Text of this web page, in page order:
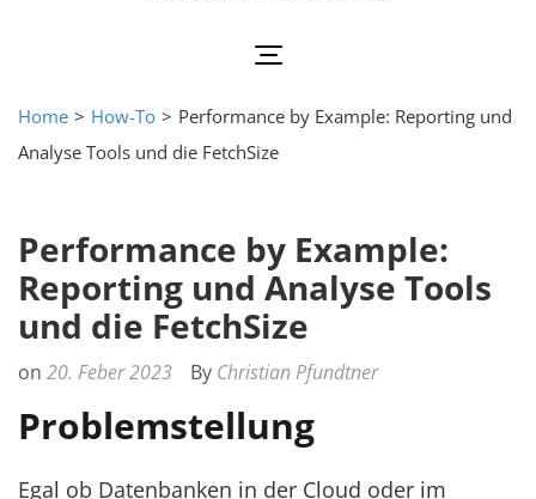
Home > How-To > Performance by Example: Reporting und
Analyse Tools und die FetchSize
Performance by Example:
Reporting und Analyse Tools
und die FetchSize
on 20. Feber 2023 By Christian Pfundtner
Problemstellung
Egal ob Datenbanken in der Cloud oder im